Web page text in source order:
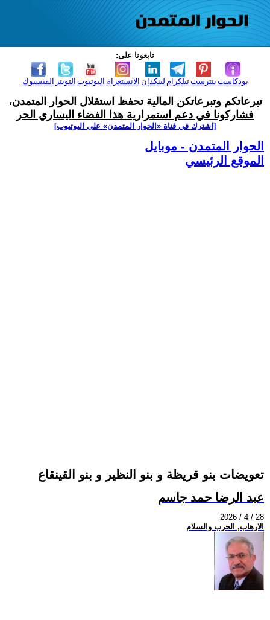
تابعونا على:
الفيسبوك التويتر اليوتيوب الانستغرام لينكدإن تيلكرامبنترست بودكاست
تبرعاتكم وتبرعاتكن المالية تحفظ استقلال الحوار المتمدن،
فشاركونا في دعم استمرارية هذا الفضاء اليساري الحر
[اشترك في قناة ‫«الحوار المتمدن» على اليوتيوب]
الحوار المتمدن - موبايل
الموقع الرئيسي
تعويضات بنو قريظة و بنو النظير و بنو القينقاع
عبد الرضا حمد جاسم
2026 / 4 / 28
الارهاب, الحرب والسلام